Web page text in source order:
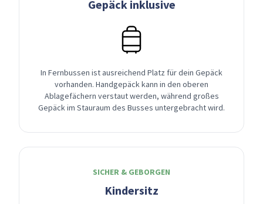
Gepäck inklusive
In Fernbussen ist ausreichend Platz für dein Gepäck
vorhanden. Handgepäck kann in den oberen
Ablagefächern verstaut werden, während großes
Gepäck im Stauraum des Busses untergebracht wird.
SICHER & GEBORGEN
Kindersitz